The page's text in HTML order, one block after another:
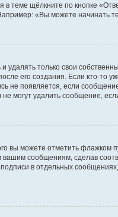
щёлкните по кнопке
«Вы можете начинать
только свои
его создания. Если кто-то
не появляется, если
могут удалить сообщение,
вы можете отметить флажком
сообщениям, сделав
в отдельных